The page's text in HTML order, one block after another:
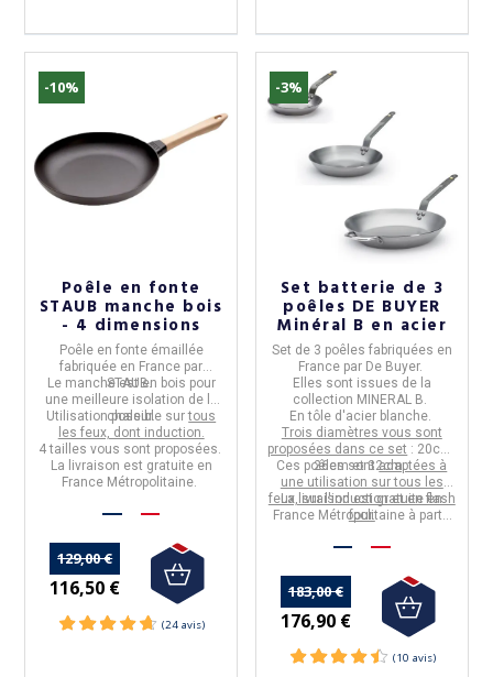
-10%
Poêle en fonte
STAUB manche bois
- 4 dimensions
Poêle en fonte émaillée
fabriquée en France par
STAUB.
Le manche est en bois pour
une meilleure isolation de la
chaleur.
Utilisation possible surtous
les feux, dont induction.
4 tailles vous sont proposées.
La livraison est gratuite en
France Métropolitaine.
129,00 €
116,50 €
-3%
Set batterie de 3
poêles DE BUYER
Minéral B en acier
Set de 3 poêles fabriquées en
France parDe Buyer.
Elles sont issues de la
collection MINERAL B.
En tôle d'acier blanche.
Trois diamètres vous sont
proposées dans ce set : 20cm,
26cm et 32cm.
Ces poêles sontadaptées à
une utilisation sur tous les
feux, sur l'induction et en flash
four.
La livraison est gratuite en
France Métropolitaine à partir
183,00 €
176,90 €